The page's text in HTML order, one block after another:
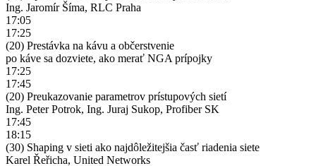
Ing. Jaromír Šíma, RLC Praha
17:05
17:25
(20) Prestávka na kávu a občerstvenie
po káve sa dozviete, ako merať NGA prípojky
17:25
17:45
(20) Preukazovanie parametrov prístupových sietí
Ing. Peter Potrok, Ing. Juraj Sukop, Profiber SK
17:45
18:15
(30) Shaping v sieti ako najdôležitejšia časť riadenia siete
Karel Řeřicha, United Networks